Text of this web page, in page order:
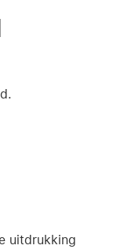
uitdrukking